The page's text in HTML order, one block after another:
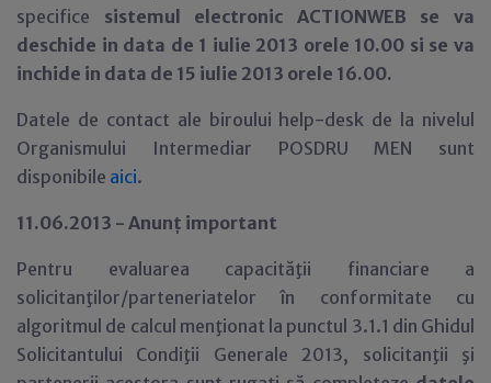
specifice sistemul electronic ACTIONWEB se va
deschide in data de 1 iulie 2013 orele 10.00 si se va
inchide in data de 15 iulie 2013 orele 16.00.
Datele de contact ale biroului help-desk de la nivelul
Organismului Intermediar POSDRU MEN sunt
disponibile aici.
11.06.2013 - Anunţ important
Pentru evaluarea capacităţii financiare a
solicitanţilor/parteneriatelor în conformitate cu
algoritmul de calcul menţionat la punctul 3.1.1 din Ghidul
Solicitantului Condiţii Generale 2013, solicitanţii şi